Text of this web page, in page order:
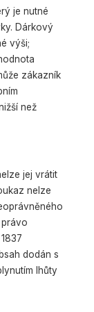
je nutné
Dárkový
výši;
zákazník
než
jej vrátit
nelze
dodán s
lhůty